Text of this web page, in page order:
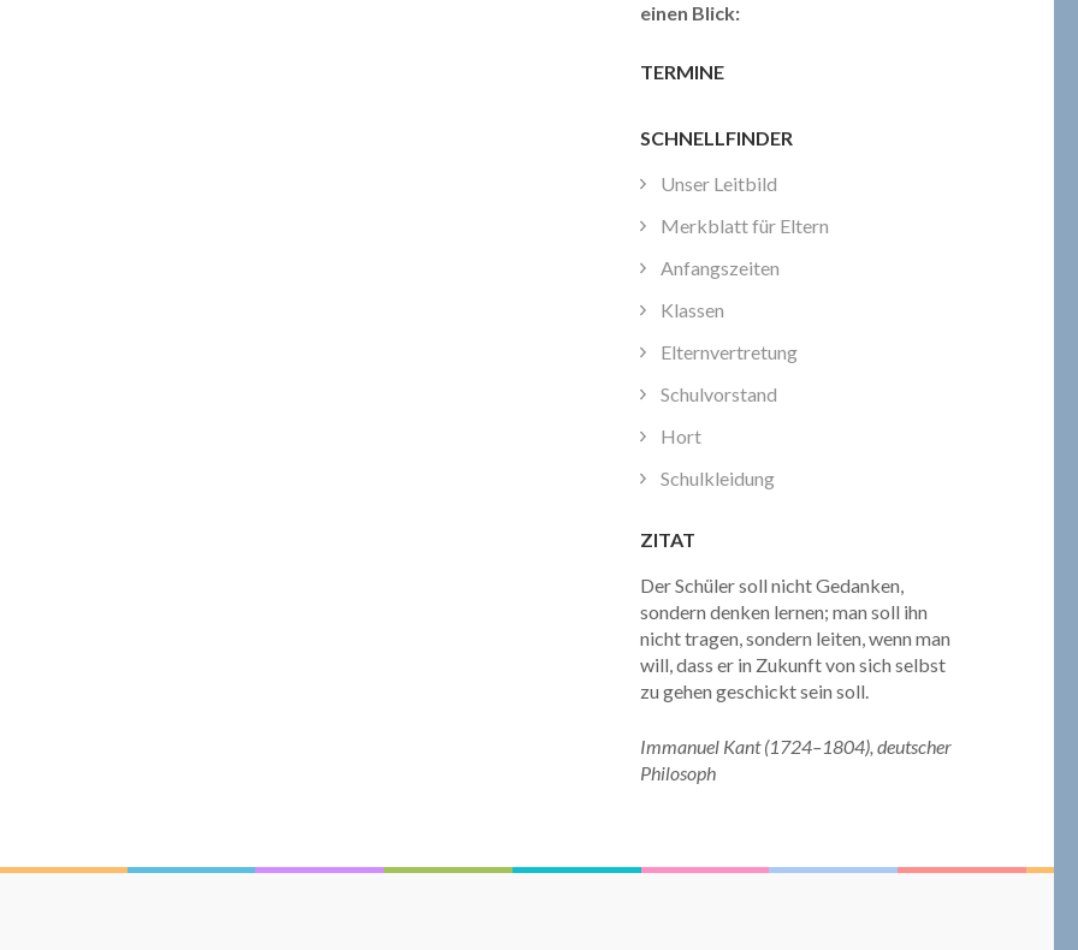
einen Blick:
TERMINE
SCHNELLFINDER
Unser Leitbild
Merkblatt für Eltern
Anfangszeiten
Klassen
Elternvertretung
Schulvorstand
Hort
Schulkleidung
ZITAT
Der Schüler soll nicht Gedanken,
sondern denken lernen; man soll ihn
nicht tragen, sondern leiten, wenn man
will, dass er in Zukunft von sich selbst
zu gehen geschickt sein soll.
Immanuel Kant (1724–1804), deutscher
Philosoph